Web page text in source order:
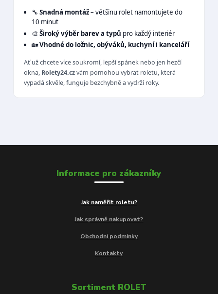
🔧 Snadná montáž– většinu rolet namontujete do
10 minut
🎨 Široký výběr barev a typů pro každý interiér
🏡Vhodné do ložnic, obýváků, kuchyní i kanceláří
Ať už chcete více soukromí, lepší spánek nebo jen hezčí
okna, Rolety24.czvám pomohou vybrat roletu, která
vypadá skvěle, funguje bezchybně a vydrží roky.
Informace pro zákazníky
Jak naměřit roletu?
Jak správně nakupovat?
Obchodní podmínky
Kontakty
Sortiment ROLET